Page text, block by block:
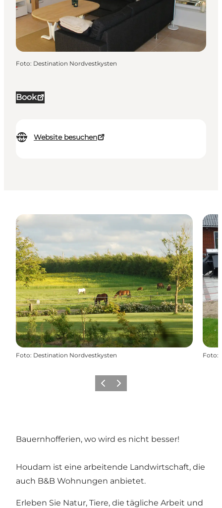
Book
Website besuchen
Foto: Destination Nordvestkysten
Foto: Destination Nordvestkysten Foto:
ZurückWeiter
Bauernhofferien, wo wird es nicht besser!
Houdam ist eine arbeitende Landwirtschaft, die
auch B&B Wohnungen anbietet.
Erleben Sie Natur, Tiere, die tägliche Arbeit und